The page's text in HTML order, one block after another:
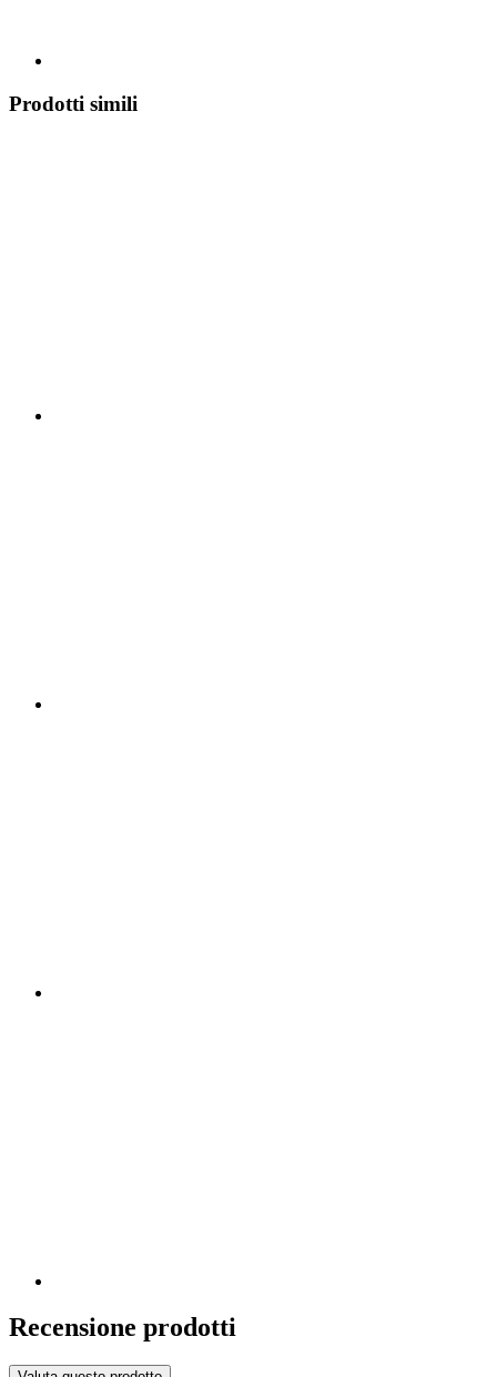
Prodotti simili
Recensione prodotti